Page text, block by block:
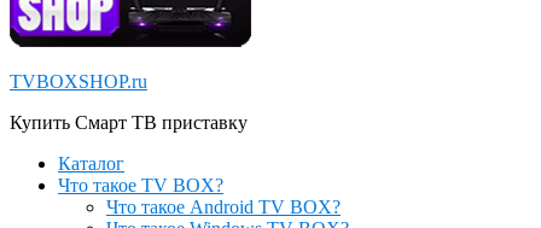
TVBOXSHOP.ru
Купить Смарт ТВ приставку
Каталог
Что такое TV BOX?
Что такое Android TV BOX?